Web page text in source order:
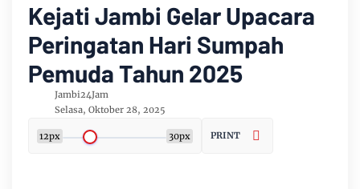
Kejati Jambi Gelar Upacara
Peringatan Hari Sumpah
Pemuda Tahun 2025
Jambi24Jam
Selasa, Oktober 28, 2025
12px 30px PRINT